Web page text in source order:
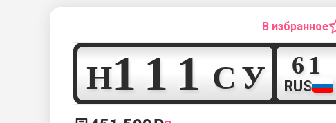
В избранное
Н1
1
1
СУ61
RUS